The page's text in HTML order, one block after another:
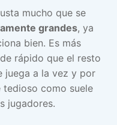
mucho que se
grandes, ya
bien. Es más
rápido que el resto
juega a la vez y por
como suele
jugadores.